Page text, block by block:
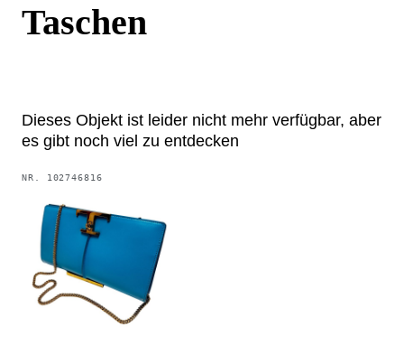
Taschen
Dieses Objekt ist leider nicht mehr verfügbar, aber
es gibt noch viel zu entdecken
NR. 102746816